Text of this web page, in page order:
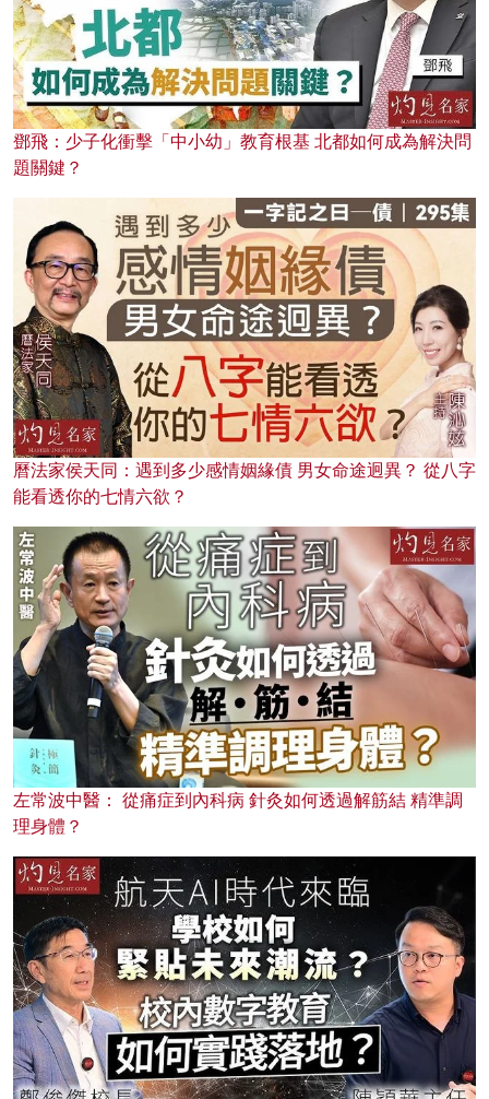
鄧飛：少子化衝擊「中小幼」教育根基 北都如何成為解決問
題關鍵？
曆法家侯天同：遇到多少感情姻緣債 男女命途迥異？ 從八字
能看透你的七情六欲？
左常波中醫： 從痛症到內科病 針灸如何透過解筋結 精準調
理身體？